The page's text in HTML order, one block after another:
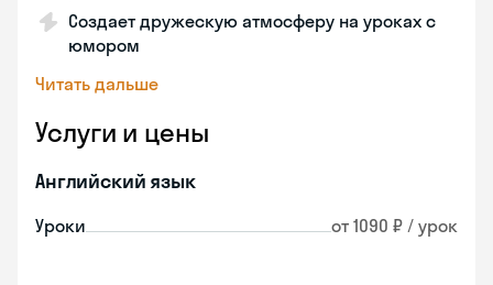
Создает дружескую атмосферу на уроках с
юмором
Читать дальше
Услуги и цены
Английский язык
Уроки от 1090 ₽ / урок